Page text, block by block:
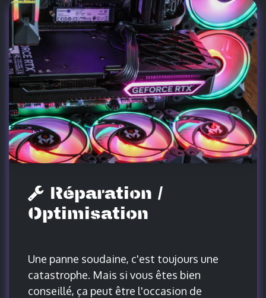
Réparation /
Optimisation
Une panne soudaine, c'est toujours une
catastrophe. Mais si vous êtes bien
conseillé, ça peut être l'occasion de